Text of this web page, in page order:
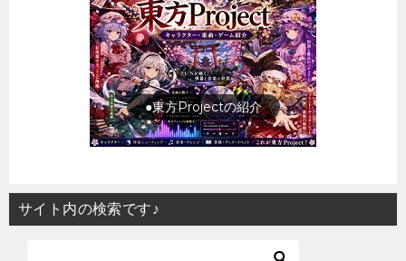
旅行の前に旅行先をチェック
サイト内の検索です♪